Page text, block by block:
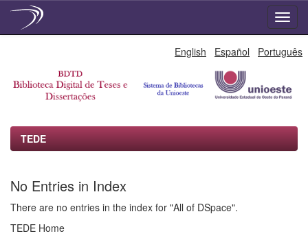
English Español Português
TEDE
No Entries in Index
There are no entries in the index for "All of DSpace".
TEDE Home